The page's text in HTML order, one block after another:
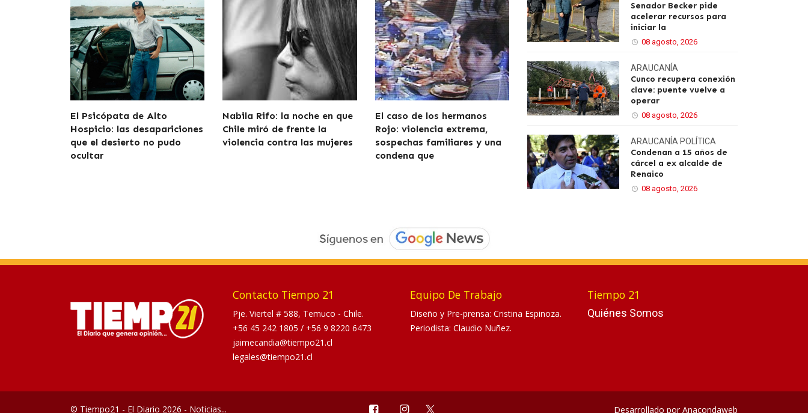
El Psicópata de Alto
Hospicio: las desapariciones
que el desierto no pudo
ocultar
Nabila Rifo: la noche en que
Chile miró de frente la
violencia contra las mujeres
El caso de los hermanos
Rojo: violencia extrema,
sospechas familiares y una
condena que
Senador Becker pide
acelerar recursos para
iniciar la
08 agosto, 2026
ARAUCANÍA
Cunco recupera conexión
clave: puente vuelve a
operar
08 agosto, 2026
ARAUCANÍA POLÍTICA
Condenan a 15 años de
cárcel a ex alcalde de
Renaico
08 agosto, 2026
Contacto Tiempo 21
Pje. Viertel # 588, Temuco - Chile.
+56 45 242 1805 / +56 9 8220 6473
jaimecandia@tiempo21.cl
legales@tiempo21.cl
Equipo De Trabajo
Diseño y Pre-prensa: Cristina Espinoza.
Periodista: Claudio Nuñez.
Tiempo 21
Quiénes Somos
© Tiempo21 - El Diario 2026 - Noticias... Desarrollado por Anacondaweb